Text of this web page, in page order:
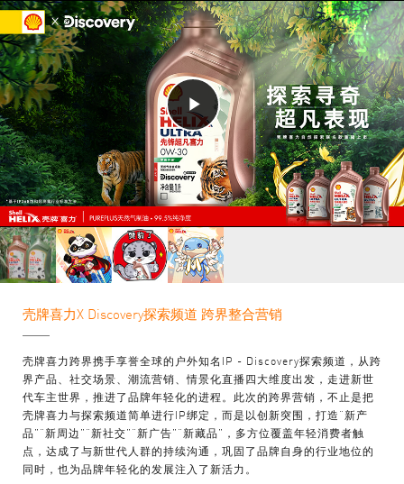
Play
Video
壳牌喜力X Discovery探索频道 跨界整合营销
壳牌喜力跨界携手享誉全球的户外知名IP - Discovery探索频道，从跨
界产品、社交场景、潮流营销、情景化直播四大维度出发，走进新世
代车主世界，推进了品牌年轻化的进程。此次的跨界营销，不止是把
壳牌喜力与探索频道简单进行IP绑定，而是以创新突围，打造“新产
品”“新周边”“新社交”“新广告”“新藏品”，多方位覆盖年轻消费者触
点，达成了与新世代人群的持续沟通，巩固了品牌自身的行业地位的
同时，也为品牌年轻化的发展注入了新活力。